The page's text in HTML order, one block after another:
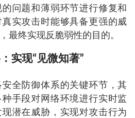
问题和薄弱环节进行修复和
实攻击时能够具备更强的威
最终实现反脆弱性的目的。
实现“见微知著”
全防御体系的关键环节，其
手段对网络环境进行实时监
潜在威胁，实现对攻击行为